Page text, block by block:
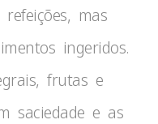
mas
ingeridos.
frutas e
saciedade e as